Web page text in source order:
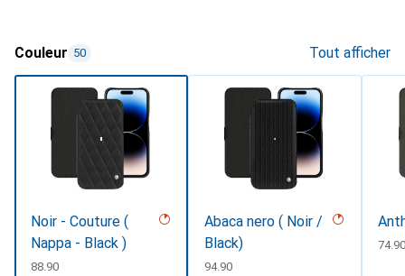
Couleur 50 Tout afficher
Noir - Couture (
Nappa - Black )
CHF
88.90
Abaca nero ( Noir /
Black)
CHF
94.90
CHF